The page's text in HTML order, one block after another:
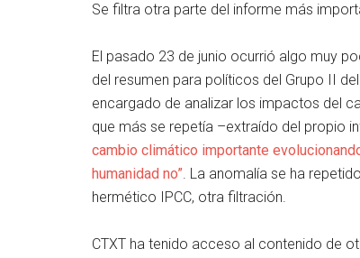
Se filtra otra parte del informe más
El pasado 23 de junio ocurrió algo muy
del resumen para políticos del Grupo II del
encargado de analizar los impactos del
que más se repetía –extraído del propio
cambio climático importante
humanidad no”. La anomalía se ha
hermético IPCC, otra filtración.
CTXT ha tenido acceso al contenido de